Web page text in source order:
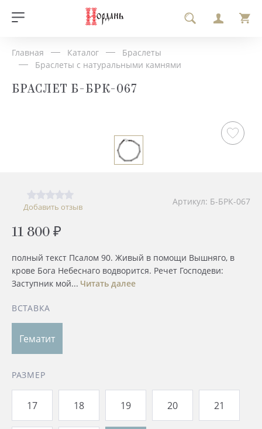
Главная Каталог
Браслеты
Браслеты с натуральными камнями
БРАСЛЕТ Б-БРК-067
Добавить отзыв Артикул: Б-БРК-067
11 800 ₽
полный текст Псалом 90. Живый в помощи Вышняго, в
крове Бога Небеснаго водворится. Речет Господеви:
Заступник мой... Читать далее
ВСТАВКА
Гематит
РАЗМЕР
17 18 19 20 21